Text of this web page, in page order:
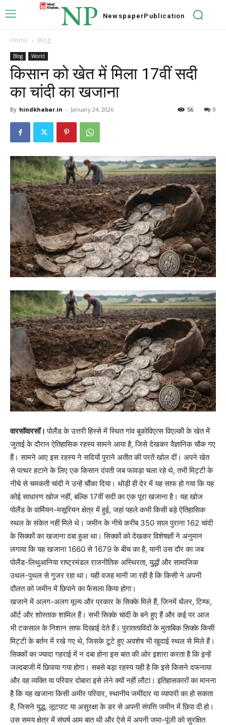
NP NewspaperPublication
Home Blog
Blog World
किसान को खेत में मिला 17वीं सदी
का चांदी का खजाना
By hindkhabar.in - January 24, 2026 0
56
वारसॉवारसॉ।पोलैंड के उत्तरी हिस्से में स्थित गांव बुकोविएत्स विएल्की के खेत में
जुताई के दौरान ऐतिहासिक रहस्य सामने आया है, जिसे देखकर वैज्ञानिक चौक गए
हैं। सामने आए इस रहस्य ने सदियों पुराने अतीत की परतें खोल दीं। अपने खेत
से पत्थर हटाने के लिए एक किसान दंपती जब फावड़ा चला रहे थे, तभी मिट्टी के
नीचे से चमकती चांदी ने उन्हें चौंका दिया। थोड़ी ही देर में यह साफ हो गया कि यह
कोई साधारण खोज नहीं, बल्कि 17वीं सदी का एक पूरा खजाना है। यह खोज
पोलैंड के वार्मियन-मसूरियन क्षेत्र में हुई, जहां पहले कभी किसी बड़े ऐतिहासिक
स्थल के संकेत नहीं मिले थे। जमीन के नीचे करीब 350 साल पुराना 162 चांदी
के सिक्कों का खजाना दबा हुआ था। सिक्कों को देखकर विशेषज्ञों ने अनुमान
लगाया कि यह खजाना 1660 से 1679 के बीच का है, यानी उस दौर का जब
पोलैंड-लिथुआनिया राष्ट्रमंडल राजनीतिक अस्थिरता, युद्धों और सामाजिक
उथल-पुथल से गुजर रहा था। यही वजह मानी जा रही है कि किसी ने अपनी
दौलत को जमीन में छिपाने का फैसला किया होगा।
खजाने में अलग-अलग मूल्य और प्रकार के सिक्के मिले हैं, जिनमें थैलर, टिम्फ,
ऑर्ट और शोस्ताक शामिल हैं। सभी सिक्के चांदी के बने हुए हैं और कई पर आज
भी टकसाल के निशान साफ दिखाई देते हैं। पुरातत्वविदों के मुताबिक सिक्के किसी
मिट्टी के बर्तन में रखे गए थे, जिसके टूटे हुए अवशेष भी खुदाई स्थल से मिले हैं।
सिक्कों का ज्यादा गहराई में न दबा होना इस बात की ओर इशारा करता है कि इन्हें
जल्दबाजी में छिपाया गया होगा। सबसे बड़ा रहस्य यही है कि इसे किसने दफनाया
और वह व्यक्ति या परिवार दोबारा इसे लेने क्यों नहीं लौटा। इतिहासकारों का मानना
है कि यह खजाना किसी अमीर परिवार, स्थानीय जमींदार या व्यापारी का हो सकता
है, जिसने युद्ध, लूटपाट या असुरक्षा के डर से अपनी संपत्ति जमीन में छिपा दी हो।
उस समय क्षेत्र में संघर्ष आम बात थी और ऐसे में अपनी जमा-पूंजी को सुरक्षित